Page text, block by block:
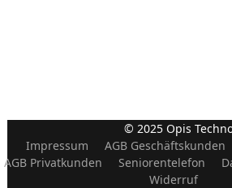
© 2025 Opis
Impressum
AGB Geschäftskunden
AGB Privatkunden
Seniorentelefon
Widerruf